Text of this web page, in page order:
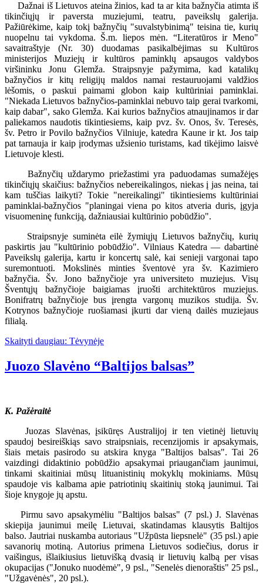
Dažnai iš Lietuvos ateina žinios, kad ta ar kita bažnyčia atimta iš
tikinčiųjų ir paversta muziejumi, teatru, paveikslų galerija.
Pažiūrėkime, kaip tokį bažnyčių "suvalstybinimą" teisina tie, kurių
nuopelnu tai vykdoma. Š.m. liepos mėn. “Literatūros ir Meno"
savaitraštyje (Nr. 30) duodamas pasikalbėjimas su Kultūros
ministerijos Muziejų ir kultūros paminklų apsaugos valdybos
viršininku Jonu Glemža. Straipsnyje pažymima, kad katalikų
bažnyčios ir kitų religijų maldos namai restauruojami valdžios
lėšomis, o paskui paimami globon kaip kultūriniai paminklai.
"Niekada Lietuvos bažnyčios-paminklai nebuvo taip gerai tvarkomi,
kaip dabar", sako Glemža. Kai kurios bažnyčios atnaujinamos ir dar
paliekamos naudotis tikintiesiems, kaip pvz. šv. Onos, šv. Teresės,
šv. Petro ir Povilo bažnyčios Vilniuje, katedra Kaune ir kt. Jos taip
pat tarnauja ir kaip įrodymas užsienio turistams, kad tikėjimo laisvė
Lietuvoje klesti.
Bažnyčių uždarymo priežastimi yra paduodamas sumažėjęs
tikinčiųjų skaičius: bažnyčios nebereikalingos, niekas į jas neina, tai
kam tuščias laikyti? Tokie "nereikalingi" tikintiesiems kultūriniai
paminklai-bažnyčios "planingai viena po kitos atveria duris, įgyja
visuomeninę funkciją, dažniausiai kultūrinio pobūdžio".
Straipsnyje suminėta eilė žymiųjų Lietuvos bažnyčių, kurių
paskirtis jau "kultūrinio pobūdžio". Vilniaus Katedra — dabartinė
Paveikslų galerija, kartu ir koncertų salė, kai senieji vargonai tapo
suremontuoti. Mokslinės minties šventovė yra šv. Kazimiero
bažnyčia. Šv. Jono bažnyčioje yra universiteto muziejus. Visų
Šventųjų bažnyčioje baigiamas įruošti architektūros muziejus.
Bonifratrų bažnyčioje bus įrengta vargonų muzikos studija. Šv.
Kotrynos bažnyčioje ruošiamasi įkurti dar vieną dailės muziejaus
filialą.
Skaityti daugiau: Tėvynėje
Juozo Slavėno “Baltijos balsas”
K. Pažėraitė
Juozas Slavėnas, įsikūręs Australijoj ir ten vietinėj lietuvių
spaudoj besireiškiąs savo straipsniais, recenzijomis ir apsakymais,
šiais metais pasirodo su atskira knyga "Baltijos balsas". Tai 26
vaizdingi didaktinio pobūdžio apsakymai priaugančiam jaunimui,
tinkami skaitiniai mūsų lituanistinių mokyklų mokiniams. Mūsų
spaudoje vis kalbama apie patriotinių skaitinių stoką jaunimui. Tai
šioje knygoje jų apstu.
Pirmu savo apsakymėliu "Baltijos balsas" (7 psl.) J. Slavėnas
skiepija jaunimui meilę Lietuvai, skatindamas klausytis Baltijos
balso. Jautriai nuskamba autoriaus "Užpūsta liepsnelė" (35 psl.) apie
savanorių motiną. Autorius primena Lietuvos sodiečius, dorus ir
vaišingus, išlaikiusius lietuvišką dvasią ir lietuvių kalbą per visas
okupacijas ("Jonuko nuodėmė", 9 psl., "Senelės dienoraštis" 25 psl.,
"Užgavėnės", 20 psl.).